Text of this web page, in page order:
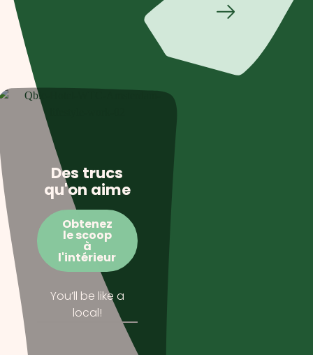
Des trucs
qu'on aime
Obtenez
le scoop
à
l'intérieur
You’ll be like a
local!